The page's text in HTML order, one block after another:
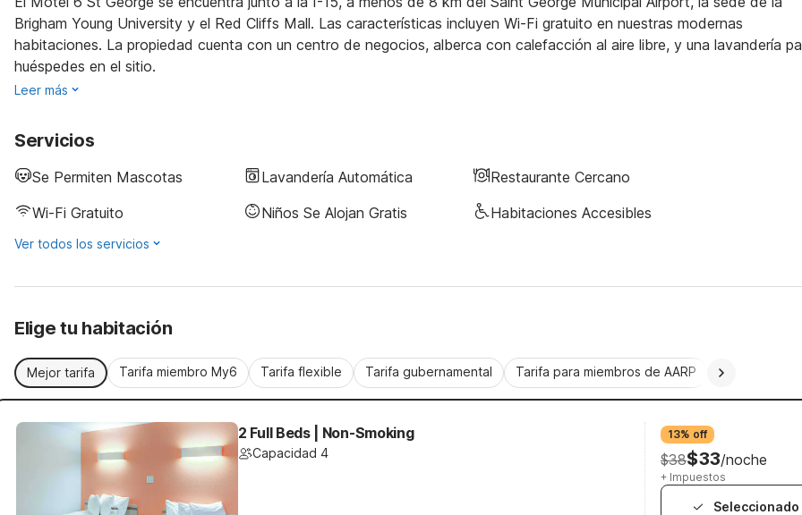
Brigham Young University y el Red Cliffs Mall. Las características incluyen Wi-Fi gratuito en nuestras modernas
habitaciones. La propiedad cuenta con un centro de negocios, alberca con calefacción al aire libre, y una lavandería
huéspedes en el sitio.
Leer más
Servicios
Se Permiten Mascotas Lavandería Automática
Restaurante Cercano
Wi-Fi Gratuito
Niños Se Alojan Gratis Habitaciones Accesibles
Ver todos los servicios
Elige tu habitación
Mejor tarifa Tarifa miembro My6 Tarifa flexible Tarifa gubernamental Tarifa para miembros de AARP
2 Full Beds | Non-Smoking
Capacidad 4
13% off
$38$33/noche
+ Impuestos
Seleccionado